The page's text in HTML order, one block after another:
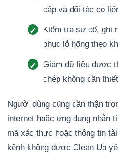
cấp và đối tác có
Kiểm tra sự cố, ghi
phục lỗ hổng theo
Giảm dữ liệu được
chép không cần
Người dùng cũng cần thận
internet hoặc ứng dụng nhắn
mã xác thực hoặc thông tin
kênh không được Clean Up